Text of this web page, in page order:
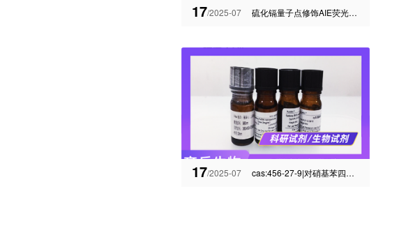
17/2025-07 硫化镉量子点修饰AIE荧光探针分子
17/2025-07 cas:456-27-9|对硝基苯四氟硼酸重氮盐合成线路